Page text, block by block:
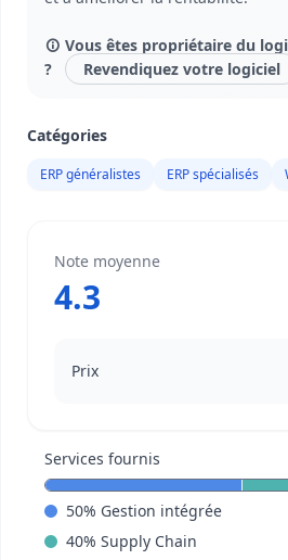
Vous êtes propriétaire du
?
Revendiquez votre logiciel
Catégories
ERP généralistes ERP spécialisés
Note moyenne
4.3
Prix
Services fournis
50% Gestion intégrée
40% Supply Chain